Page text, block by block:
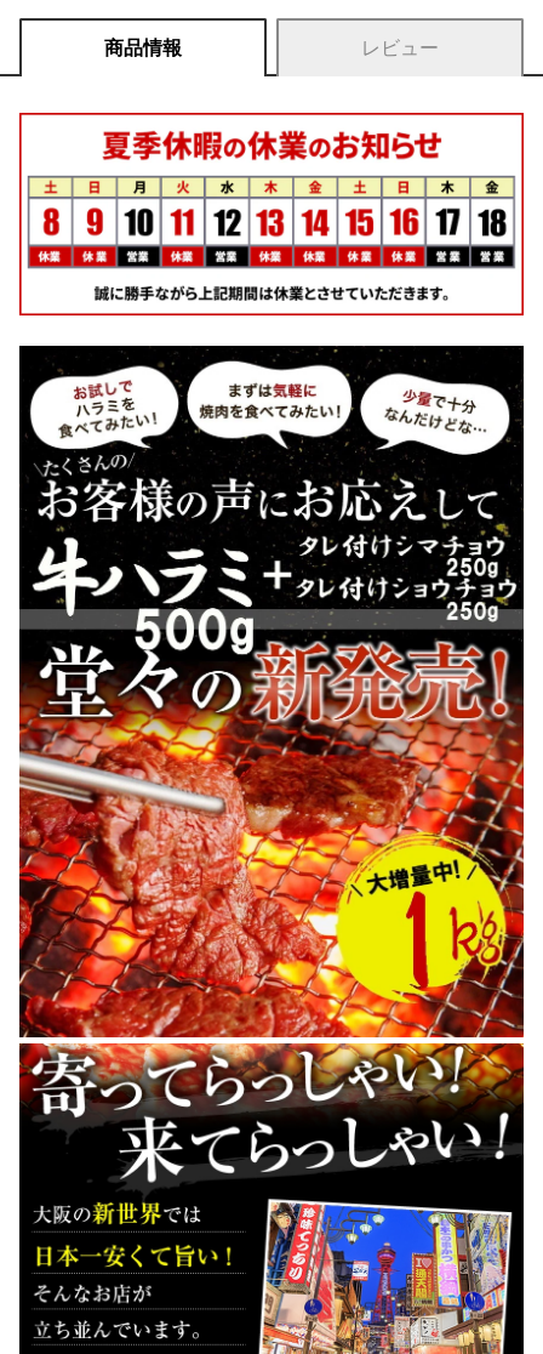
商品情報 レビュー